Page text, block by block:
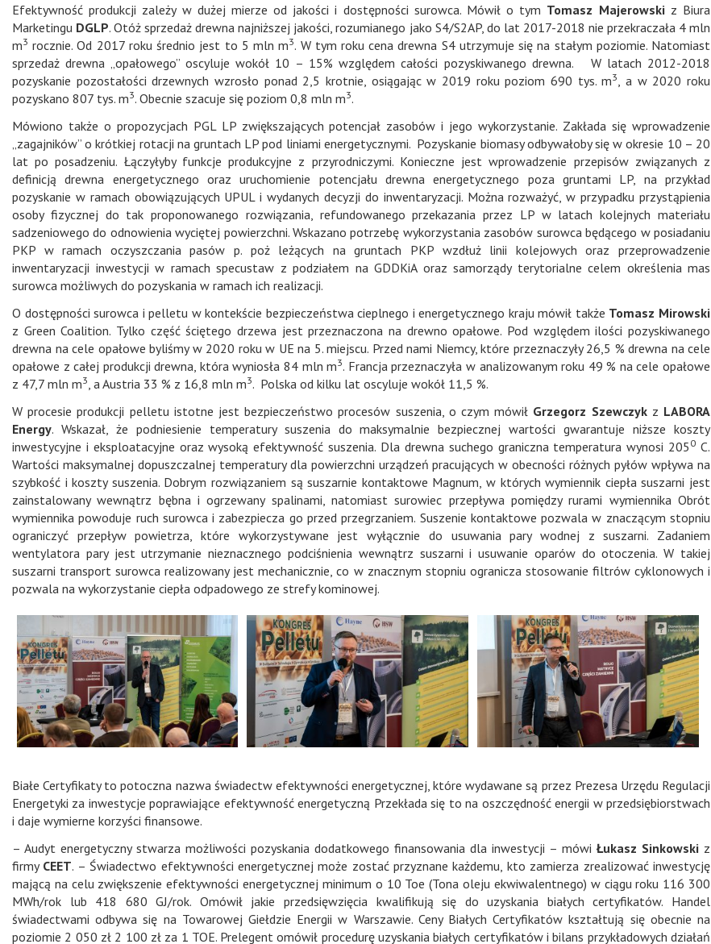
Efektywność produkcji zależy w dużej mierze od jakości i dostępności surowca. Mówił o tym Tomasz Majerowskiz Biura
Marketingu DGLP. Otóż sprzedaż drewna najniższej jakości, rozumianego jako S4/S2AP, do lat 2017-2018 nie przekraczała 4 mln
m3 rocznie. Od 2017 roku średnio jest to 5 mln m3. W tym roku cena drewna S4 utrzymuje się na stałym poziomie. Natomiast
sprzedaż drewna „opałowego” oscyluje wokół 10 – 15% względem całości pozyskiwanego drewna. W latach 2012-2018
pozyskanie pozostałości drzewnych wzrosło ponad 2,5 krotnie, osiągając w 2019 roku poziom 690 tys. m3
, a w 2020 roku
pozyskano 807 tys. m3. Obecnie szacuje się poziom 0,8 mln m3.
Mówiono także o propozycjach PGL LP zwiększających potencjał zasobów i jego wykorzystanie. Zakłada się wprowadzenie
„zagajników” o krótkiej rotacji na gruntach LP pod liniami energetycznymi. Pozyskanie biomasy odbywałoby się w okresie 10 – 20
lat po posadzeniu. Łączyłyby funkcje produkcyjne z przyrodniczymi. Konieczne jest wprowadzenie przepisów związanych z
definicją drewna energetycznego oraz uruchomienie potencjału drewna energetycznego poza gruntami LP, na przykład
pozyskanie w ramach obowiązujących UPUL i wydanych decyzji do inwentaryzacji. Można rozważyć, w przypadku przystąpienia
osoby fizycznej do tak proponowanego rozwiązania, refundowanego przekazania przez LP w latach kolejnych materiału
sadzeniowego do odnowienia wyciętej powierzchni. Wskazano potrzebę wykorzystania zasobów surowca będącego w posiadaniu
PKP w ramach oczyszczania pasów p. poż leżących na gruntach PKP wzdłuż linii kolejowych oraz przeprowadzenie
inwentaryzacji inwestycji w ramach specustaw z podziałem na GDDKiA oraz samorządy terytorialne celem określenia mas
surowca możliwych do pozyskania w ramach ich realizacji.
O dostępności surowca i pelletu w kontekście bezpieczeństwa cieplnego i energetycznego kraju mówił także Tomasz Mirowski
z Green Coalition. Tylko część ściętego drzewa jest przeznaczona na drewno opałowe. Pod względem ilości pozyskiwanego
drewna na cele opałowe byliśmy w 2020 roku w UE na 5. miejscu. Przed nami Niemcy, które przeznaczyły 26,5 % drewna na cele
opałowe z całej produkcji drewna, która wyniosła 84 mln m3. Francja przeznaczyła w analizowanym roku 49 % na cele opałowe
z 47,7 mln m3 , a Austria 33 % z 16,8 mln m3. Polska od kilku lat oscyluje wokół 11,5 %.
W procesie produkcji pelletu istotne jest bezpieczeństwo procesów suszenia, o czym mówił Grzegorz Szewczykz LABORA
Energy. Wskazał, że podniesienie temperatury suszenia do maksymalnie bezpiecznej wartości gwarantuje niższe koszty
inwestycyjne i eksploatacyjne oraz wysoką efektywność suszenia. Dla drewna suchego graniczna temperatura wynosi 205 0 C.
Wartości maksymalnej dopuszczalnej temperatury dla powierzchni urządzeń pracujących w obecności różnych pyłów wpływa na
szybkość i koszty suszenia. Dobrym rozwiązaniem są suszarnie kontaktowe Magnum, w których wymiennik ciepła suszarni jest
zainstalowany wewnątrz bębna i ogrzewany spalinami, natomiast surowiec przepływa pomiędzy rurami wymiennika Obrót
wymiennika powoduje ruch surowca i zabezpiecza go przed przegrzaniem. Suszenie kontaktowe pozwala w znaczącym stopniu
ograniczyć przepływ powietrza, które wykorzystywane jest wyłącznie do usuwania pary wodnej z suszarni. Zadaniem
wentylatora pary jest utrzymanie nieznacznego podciśnienia wewnątrz suszarni i usuwanie oparów do otoczenia. W takiej
suszarni transport surowca realizowany jest mechanicznie, co w znacznym stopniu ogranicza stosowanie filtrów cyklonowych i
pozwala na wykorzystanie ciepła odpadowego ze strefy kominowej.
Białe Certyfikaty to potoczna nazwa świadectw efektywności energetycznej, które wydawane są przez Prezesa Urzędu Regulacji
Energetyki za inwestycje poprawiające efektywność energetyczną Przekłada się to na oszczędność energii w przedsiębiorstwach
i daje wymierne korzyści finansowe.
– Audyt energetyczny stwarza możliwości pozyskania dodatkowego finansowania dla inwestycji – mówi Łukasz Sinkowski z
firmy CEET. – Świadectwo efektywności energetycznej może zostać przyznane każdemu, kto zamierza zrealizować inwestycję
mającą na celu zwiększenie efektywności energetycznej minimum o 10 Toe (Tona oleju ekwiwalentnego) w ciągu roku 116 300
MWh/rok lub 418 680 GJ/rok. Omówił jakie przedsięwzięcia kwalifikują się do uzyskania białych certyfikatów. Handel
świadectwami odbywa się na Towarowej Giełdzie Energii w Warszawie. Ceny Białych Certyfikatów kształtują się obecnie na
poziomie 2 050 zł 2 100 zł za 1 TOE. Prelegent omówił procedurę uzyskania białych certyfikatów i bilans przykładowych działań